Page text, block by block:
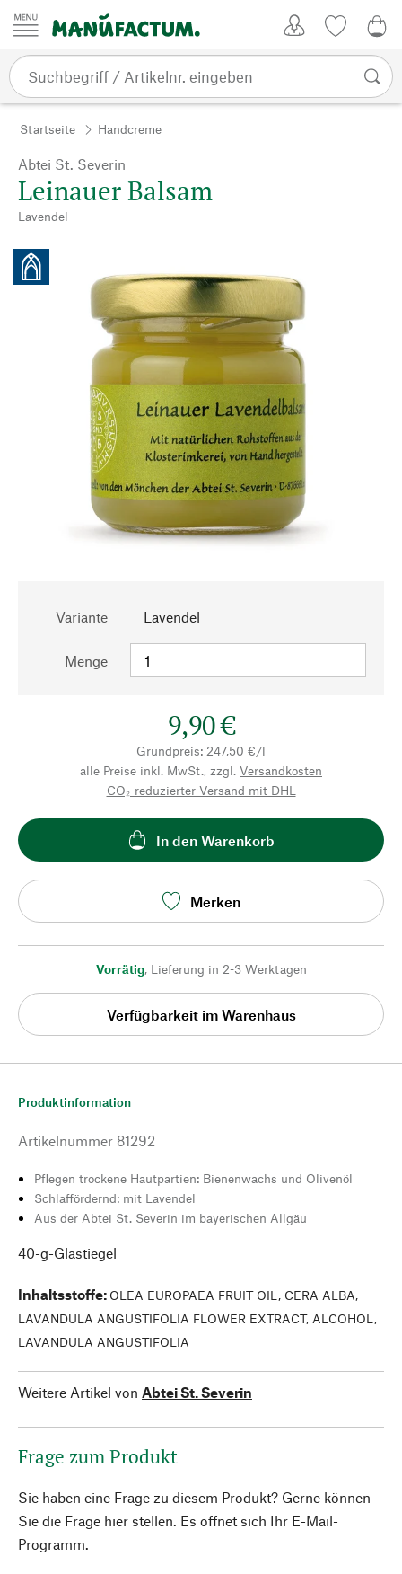
Zum Inhalt springen
Startseite Handcreme
Abtei St. Severin
Leinauer Balsam
Lavendel
Variante Lavendel
Menge
9,90 €
Grundpreis: 247,50 €/l
alle Preise inkl. MwSt., zzgl. Versandkosten
CO₂-reduzierter Versand mit DHL
In den Warenkorb
Merken
Vorrätig, Lieferung in 2-3 Werktagen
Verfügbarkeit im Warenhaus
Produktinformation
Artikelnummer 81292
Pflegen trockene Hautpartien: Bienenwachs und Olivenöl
Schlaffördernd: mit Lavendel
Aus der Abtei St. Severin im bayerischen Allgäu
40-g-Glastiegel
Inhaltsstoffe: OLEA EUROPAEA FRUIT OIL, CERA ALBA,
LAVANDULA ANGUSTIFOLIA FLOWER EXTRACT, ALCOHOL,
LAVANDULA ANGUSTIFOLIA
Weitere Artikel von Abtei St. Severin
Frage zum Produkt
Sie haben eine Frage zu diesem Produkt? Gerne können
Sie die Frage hier stellen. Es öffnet sich Ihr E-Mail-
Programm.